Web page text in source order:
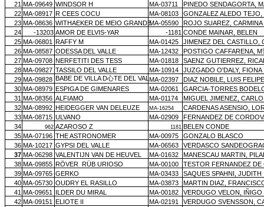
21 MA-09649 WINDSOR H MA-03711
PINEDO SENDAGORTA,
22 MA-08917 R CEES COCU MA-08103
GONZALEZ ALEDO TEJO,
23 MA-08636 WITHAEKER DE MEIO GRANDEMA-05590
ROJO SUAREZ, CARMINA
24
-13203 AMOR DE ELVIS-YAR -1181 CONDE MAINAR, BELEN
25 MA-06801 RAFFY M MA-01425
JIMENEZ DEL CASTILLO,
26 MA-08587 ODESSA DEL VALLE MA-12432
POSTIGO CAFFARENA, M
27 MA-09708 NERFETITI DES TESS MA-01818
SAENZ GUTIERREZ,
28 MA-09827 TASSILO DEL VALLE MA-10914
JUZGADO O'DALY, FIONA
29 MA-09828 BABE DE VILLA D心TE DEL VAL MA-02397
DIAZ NOBILE, LUIS FELIPE
30 MA-08979 ESPIGA DE GIMENARES MA-02061
GARCIA-TORRES
31 MA-08356 ALFIAMO MA-01174
MIGUEL JIMENEZ,
32 MA-08992 HEIDEGGER VAN DELEUZE MA-16254
CARDENAS ASENSIO,
33 MA-08715 ULVANO MA-02909
FERNANDEZ DE
34
962 AZAROSO Z 1181 BELEN CONDE
35 MA-07196 THE ASTRONOMER MA-00975
GONZALO BLASCO
36 MA-10217 GYPSI DEL VALLE MA-06563
VERDASCO
37 MA-06298 VALENTIJN VAN DE HEUVEL MA-01632
MANESCAU MARTIN,
38 MA-09855 RÖVER RÜB URIOSO MA-00100
TESTOR FERNANDEZ DE
39 MA-09765 GERKO MA-03433
SAQUES SPAHNI, JUDITH
40 MA-05730 OUDRY EL RASILLO MA-03873
MARTIN DIAZ,
41 MA-09651 ILDER DU MIRAL MA-00182
VERDUGO VELON, IÑIGO
42 MA-09151 ELIOTE II MA-02191
VERDUGO SVENSSON,